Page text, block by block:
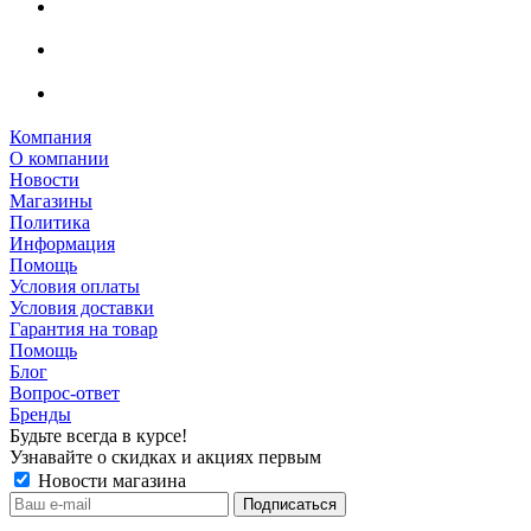
Компания
О компании
Новости
Магазины
Политика
Информация
Помощь
Условия оплаты
Условия доставки
Гарантия на товар
Помощь
Блог
Вопрос-ответ
Бренды
Будьте всегда в курсе!
Узнавайте о скидках и акциях первым
Новости магазина